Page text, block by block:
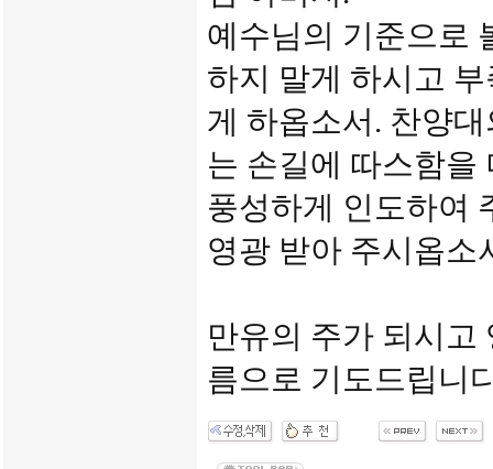
예수님의 기준으로
하지 말게 하시고
게 하옵소서. 찬양
는 손길에 따스함을
풍성하게 인도하여
영광 받아 주시옵소
만유의 주가 되시고
름으로 기도드립니